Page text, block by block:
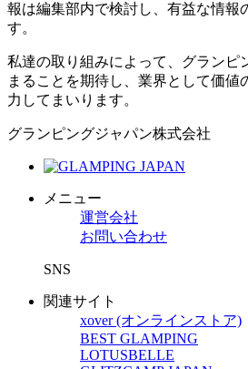
報は編集部内で検討し、有益な情報
す。
私達の取り組みによって、グランピ
まることを期待し、業界として価値
力してまいります。
グランピングジャパン株式会社
メニュー
運営会社
お問い合わせ
SNS
関連サイト
xover (オンラインストア)
BEST GLAMPING
LOTUSBELLE